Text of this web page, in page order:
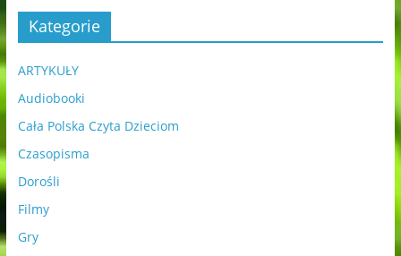
Kategorie
ARTYKUŁY
Audiobooki
Cała Polska Czyta Dzieciom
Czasopisma
Dorośli
Filmy
Gry